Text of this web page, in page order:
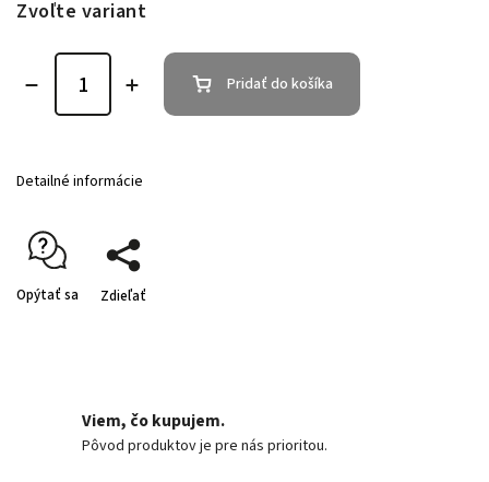
Zvoľte variant
Pridať do košíka
Detailné informácie
Opýtať sa Zdieľať
Viem, čo kupujem.
Pôvod produktov je pre nás prioritou.